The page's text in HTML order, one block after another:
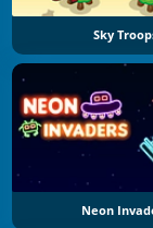
Sky
Neon